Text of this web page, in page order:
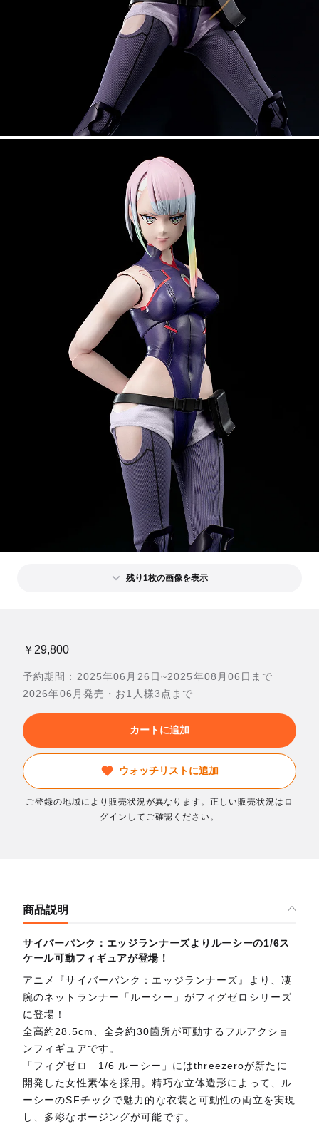
残り1枚の画像を表示
￥29,800
予約期間：2025年06月26日~2025年08月06日まで
2026年06月発売・お1人様3点まで
カートに追加
ウォッチリストに追加
ご登録の地域により販売状況が異なります。正しい販売状況はロ
グインしてご確認ください。
商品説明
サイバーパンク：エッジランナーズよりルーシーの1/6ス
ケール可動フィギュアが登場！
アニメ『サイバーパンク：エッジランナーズ』より、凄
腕のネットランナー「ルーシー」がフィグゼロシリーズ
に登場！
全高約28.5cm、全身約30箇所が可動するフルアクショ
ンフィギュアです。
「フィグゼロ 1/6 ルーシー」にはthreezeroが新たに
開発した女性素体を採用。精巧な立体造形によって、ル
ーシーのSFチックで魅力的な衣装と可動性の両立を実現
し、多彩なポージングが可能です。